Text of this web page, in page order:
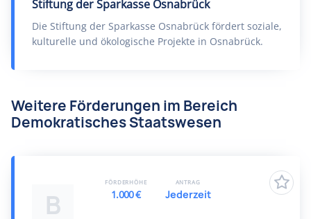
Stiftung der Sparkasse Osnabrück
Die Stiftung der Sparkasse Osnabrück fördert soziale,
kulturelle und ökologische Projekte in Osnabrück.
Weitere Förderungen im Bereich
Demokratisches Staatswesen
B
FÖRDERHÖHE
1.000 €
ANTRAG
Jederzeit